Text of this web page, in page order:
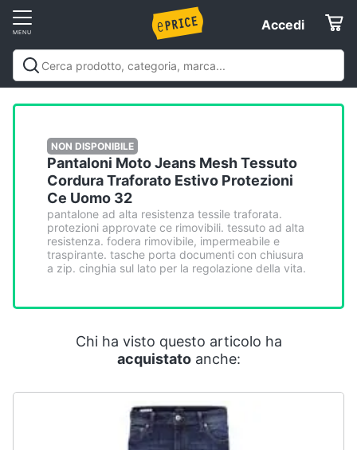
Accedi
Accedi
Servizi
Assistenza
NON DISPONIBILE
Pantaloni Moto Jeans Mesh Tessuto
Cordura Traforato Estivo Protezioni
Ce Uomo 32
pantalone ad alta resistenza tessile traforata.
protezioni approvate ce rimovibili. tessuto ad alta
resistenza. fodera rimovibile, impermeabile e
traspirante. tasche porta documenti con chiusura
a zip. cinghia sul lato per la regolazione della vita.
Chi ha visto questo articolo ha
acquistatoanche: